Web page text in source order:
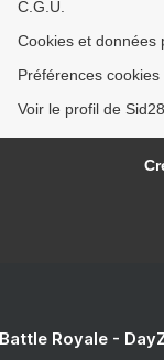
C.G.U.
Cookies et données
Préférences cookies
Voir le profil de
Royale -